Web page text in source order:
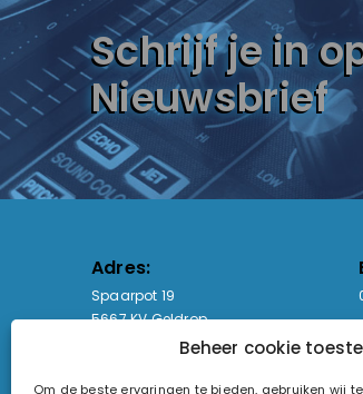
Beheer cookie
Om de beste ervaringen te bieden, gebruiken wij
Schrijf je in
Nieuwsbrief
Adres:
Spaarpot 19
5667 KV Geldrop